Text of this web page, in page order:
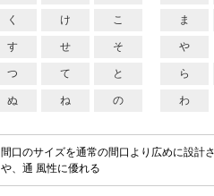
く け こ
す せ そ
つ て と
ぬ ね の
ま
や
ら
わ
間口のサイズを通常の間口より広めに設
や、通 風性に優れる